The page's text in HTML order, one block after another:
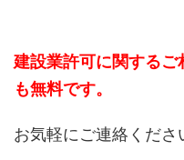
建設業許可に関する
も無料です。
お気軽にご連絡くださ